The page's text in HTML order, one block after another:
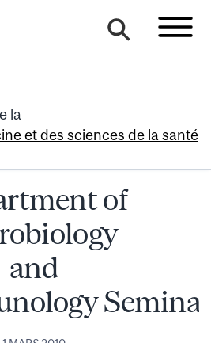
la
et des sciences de la santé
of
and